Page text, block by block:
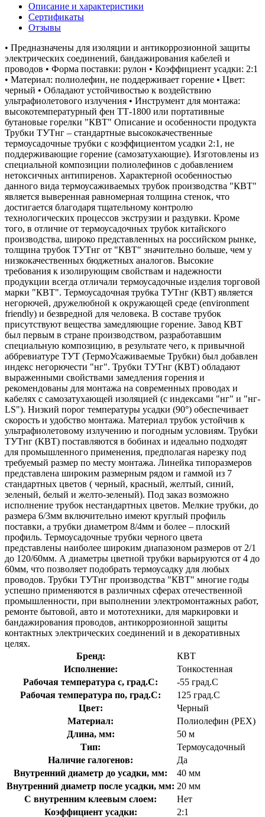
Описание и характеристики
Сертификаты
Отзывы
• Предназначены для изоляции и антикоррозионной защиты
электрических соединений, бандажирования кабелей и
проводов • Форма поставки: рулон • Коэффициент усадки: 2:1
• Материал: полиолефин, не поддерживает горение • Цвет:
черный • Обладают устойчивостью к воздействию
ультрафиолетового излучения • Инструмент для монтажа:
высокотемпературный фен ТТ-1800 или портативные
бутановые горелки "КВТ" Описание и особенности продукта
Трубки ТУТнг – стандартные высококачественные
термоусадочные трубки с коэффициентом усадки 2:1, не
поддерживающие горение (самозатухающие). Изготовлены из
специальной композиции полиолефинов с добавлением
нетоксичных антипиренов. Характерной особенностью
данного вида термоусаживаемых трубок производства "КВТ"
является выверенная равномерная толщина стенок, что
достигается благодаря тщательному контролю
технологических процессов экструзии и раздувки. Кроме
того, в отличие от термоусадочных трубок китайского
производства, широко представленных на российском рынке,
толщина трубок ТУТнг от "КВТ" значительно больше, чем у
низкокачественных бюджетных аналогов. Высокие
требования к изолирующим свойствам и надежности
продукции всегда отличали термоусадочные изделия торговой
марки "КВТ". Термоусадочная трубка ТУТнг (КВТ) является
негорючей, дружелюбной к окружающей среде (environment
friendly) и безвредной для человека. В составе трубок
присутствуют вещества замедляющие горение. Завод КВТ
был первым в стране производством, разработавшим
специальную композицию, в результате чего, к привычной
аббревиатуре ТУТ (ТермоУсаживаемые Трубки) был добавлен
индекс негорючести "нг". Трубки ТУТнг (КВТ) обладают
выраженными свойствами замедления горения и
рекомендованы для монтажа на современных проводах и
кабелях с самозатухающей изоляцией (с индексами "нг" и "нг-
LS"). Низкий порог температуры усадки (90°) обеспечивает
скорость и удобство монтажа. Материал трубок устойчив к
ультрафиолетовому излучению и погодным условиям. Трубки
ТУТнг (КВТ) поставляются в бобинах и идеально подходят
для промышленного применения, предполагая нарезку под
требуемый размер по месту монтажа. Линейка типоразмеров
представлена широким размерным рядом и гаммой из 7
стандартных цветов ( черный, красный, желтый, синий,
зеленый, белый и желто-зеленый). Под заказ возможно
исполнение трубок нестандартных цветов. Мелкие трубки, до
размера 6/3мм включительно имеют круглый профиль
поставки, а трубки диаметром 8/4мм и более – плоский
профиль. Термоусадочные трубки черного цвета
представлены наиболее широким диапазоном размеров от 2/1
до 120/60мм. А диаметры цветной трубки варьируются от 4 до
60мм, что позволяет подобрать термоусадку для любых
проводов. Трубки ТУТнг производства "КВТ" многие годы
успешно применяются в различных сферах отечественной
промышленности, при выполнении электромонтажных работ,
ремонте бытовой, авто и мототехники, для маркировки и
бандажирования проводов, антикоррозионной защиты
контактных электрических соединений и в декоративных
целях.
Бренд:
КВТ
Исполнение:
Тонкостенная
Рабочая температура с, град.C:
-55 град.C
Рабочая температура по, град.C:
125 град.C
Цвет:
Черный
Материал:
Полиолефин (PEX)
Длина, мм:
50 м
Тип:
Термоусадочный
Наличие галогенов:
Да
Внутренний диаметр до усадки, мм:
40 мм
Внутренний диаметр после усадки, мм: 20 мм
С внутренним клеевым слоем:
Нет
Коэффициент усадки:
2:1